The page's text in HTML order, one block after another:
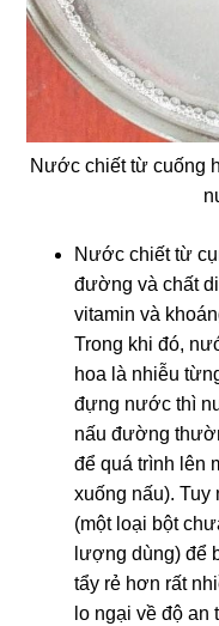
Nước chiết từ cuống
Nước chiết từ
đường và chất
vitamin và
Trong khi đó,
hoa là nhiễu
đựng nước thì
nấu đường
để quá trình lên
xuống nấu). Tuy
(một loại bột
lượng dùng) để
tẩy rẻ hơn rất
lo ngại về độ an